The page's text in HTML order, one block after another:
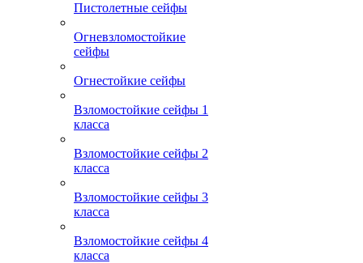
Пистолетные сейфы
Огневзломостойкие
сейфы
Огнестойкие сейфы
Взломостойкие сейфы 1
класса
Взломостойкие сейфы 2
класса
Взломостойкие сейфы 3
класса
Взломостойкие сейфы 4
класса